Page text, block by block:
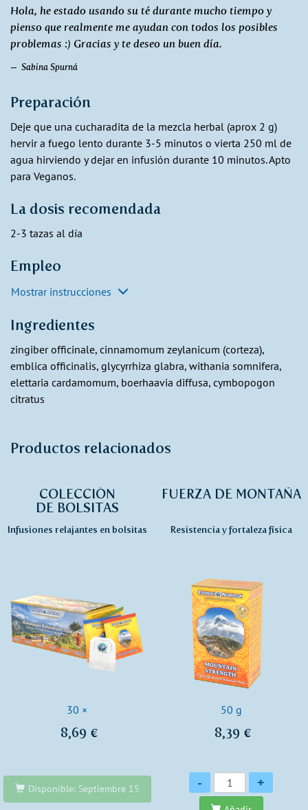
Hola, he estado usando su té durante mucho tiempo y
pienso que realmente me ayudan con todos los posibles
problemas :) Gracias y te deseo un buen día.
Sabina Spurná
Preparación
Deje que una cucharadita de la mezcla herbal (aprox 2 g)
hervir a fuego lento durante 3-5 minutos o vierta 250 ml de
agua hirviendo y dejar en infusión durante 10 minutos. Apto
para Veganos.
La dosis recomendada
2-3 tazas al día
Empleo
Mostrar instrucciones
Ingredientes
zingiber officinale, cinnamomum zeylanicum (corteza),
emblica officinalis, glycyrrhiza glabra, withania somnifera,
elettaria cardamomum, boerhaavia diffusa, cymbopogon
citratus
Productos relacionados
COLECCIÓN
DE BOLSITAS
Infusiones relajantes en bolsitas
30 ×
8,69 €
Disponible: Septiembre 15
FUERZA DE MONTAÑA
Resistencia y fortaleza física
50 g
8,39 €
Cantidad
- +